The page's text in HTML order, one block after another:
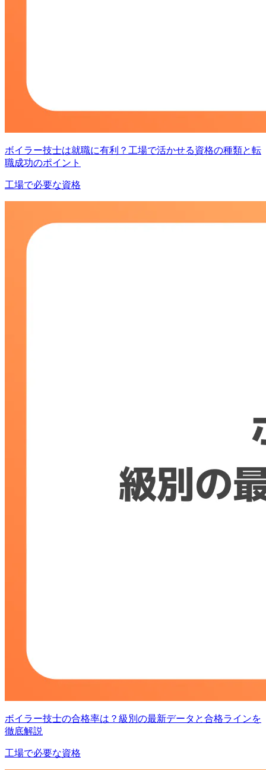
ボイラー技士は就職に有利？工場で活かせる資格の種類と転
職成功のポイント
工場で必要な資格
ボイラー技士の合格率は？級別の最新データと合格ラインを
徹底解説
工場で必要な資格